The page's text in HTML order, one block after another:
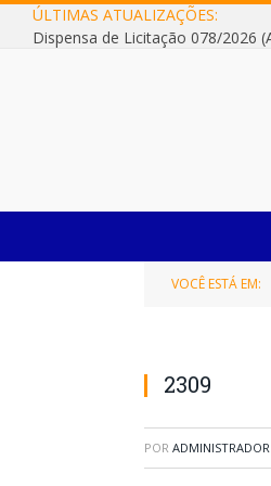
ÚLTIMAS ATUALIZAÇÕES:
VOCÊ ESTÁ EM:
2309
POR ADMINISTRADOR